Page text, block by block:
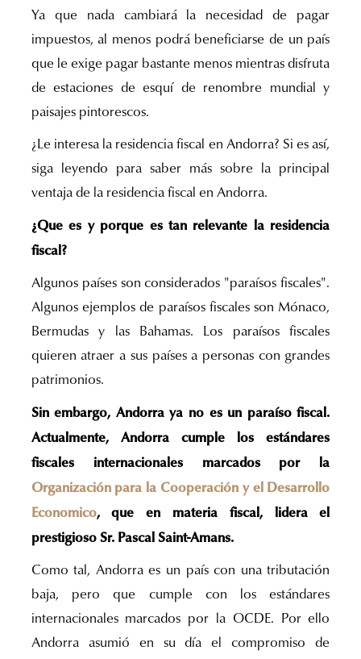
Ya que nada cambiará la necesidad de pagar
impuestos, al menos podrá beneficiarse de un país
que le exige pagar bastante menos mientras disfruta
de estaciones de esquí de renombre mundial y
paisajes pintorescos.
¿Le interesa la residencia fiscal en Andorra? Si es así,
siga leyendo para saber más sobre la principal
ventaja de la residencia fiscal en Andorra.
¿Que es y porque es tan relevante la residencia
fiscal?
Algunos países son considerados "paraísos fiscales".
Algunos ejemplos de paraísos fiscales son Mónaco,
Bermudas y las Bahamas. Los paraísos fiscales
quieren atraer a sus países a personas con grandes
patrimonios.
Sin embargo, Andorra ya no es un paraíso fiscal.
Actualmente, Andorra cumple los estándares
fiscales internacionales marcados por la
Organización para la Cooperación y el Desarrollo
Economico, que en materia fiscal, lidera el
prestigioso Sr. Pascal Saint-Amans.
Como tal, Andorra es un país con una tributación
baja, pero que cumple con los estándares
internacionales marcados por la OCDE. Por ello
Andorra asumió en su día el compromiso de